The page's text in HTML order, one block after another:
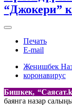
“Джокери”
Печать
E-mail
Жеңишбек
коронавирус
Бишкек,
баянга назар